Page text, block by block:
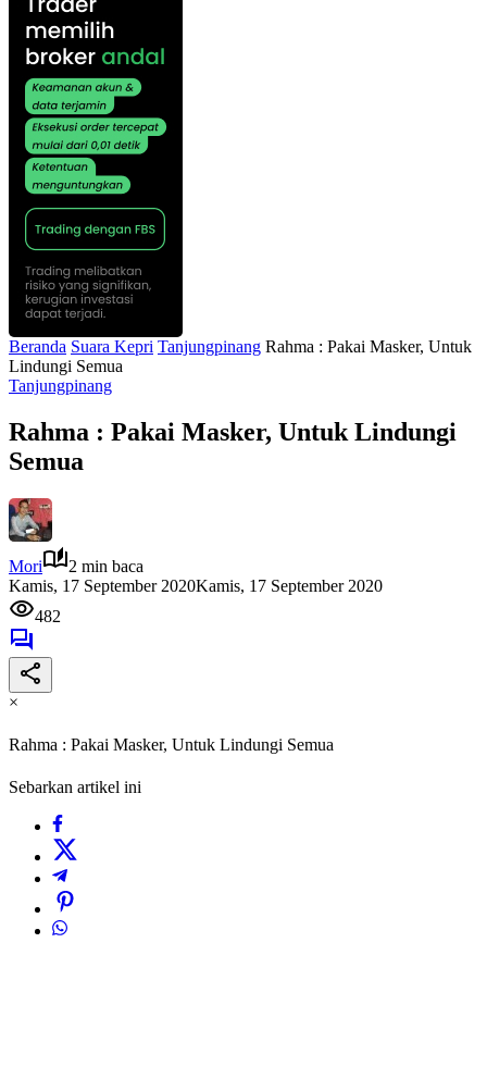
Beranda Suara Kepri Tanjungpinang Rahma : Pakai Masker, Untuk
Lindungi Semua
Tanjungpinang
Rahma : Pakai Masker, Untuk Lindungi
Semua
Mori
2 min baca
Kamis, 17 September 2020Kamis, 17 September 2020
482
×
Rahma : Pakai Masker, Untuk Lindungi Semua
Sebarkan artikel ini